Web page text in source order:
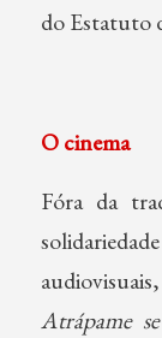
do Estatuto
O cinema
Fóra da
Atrápame